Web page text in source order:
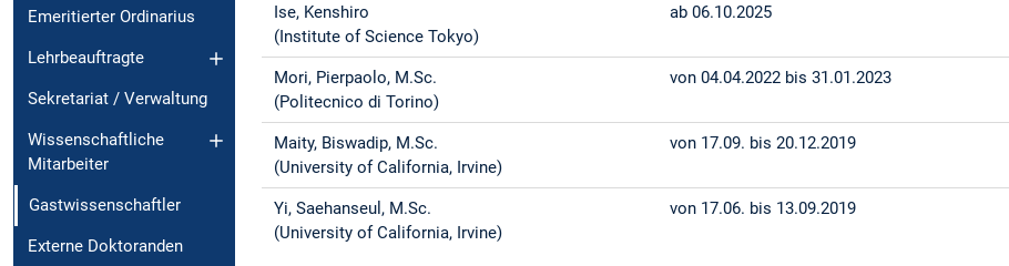
Emeritierter Ordinarius
Lehrbeauftragte
Sekretariat / Verwaltung
Wissenschaftliche
Mitarbeiter
Gastwissenschaftler
Externe Doktoranden
Ise, Kenshiro
(Institute of Science Tokyo)
ab 06.10.2025
Mori, Pierpaolo, M.Sc.
(Politecnico di Torino)
von 04.04.2022 bis 31.01.2023
Maity, Biswadip, M.Sc.
(University of California, Irvine)
von 17.09. bis 20.12.2019
Yi, Saehanseul, M.Sc.
(University of California, Irvine)
von 17.06. bis 13.09.2019